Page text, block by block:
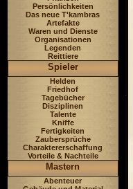
Persönlichkeiten
Das neue T'kambras
Artefakte
Waren und Dienste
Organisationen
Legenden
Reittiere
Spieler
Helden
Friedhof
Tagebücher
Disziplinen
Talente
Kniffe
Fertigkeiten
Zaubersprüche
Charaktererschaffung
Vorteile & Nachteile
Mastern
Abenteuer